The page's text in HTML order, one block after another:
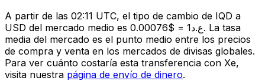
A partir de las 02:11 UTC, el tipo de cambio de IQD a
USD del mercado medio es ع.د1 = $0.00076. La tasa
media del mercado es el punto medio entre los precios
de compra y venta en los mercados de divisas globales.
Para ver cuánto costaría esta transferencia con Xe,
visita nuestra página de envío de dinero.